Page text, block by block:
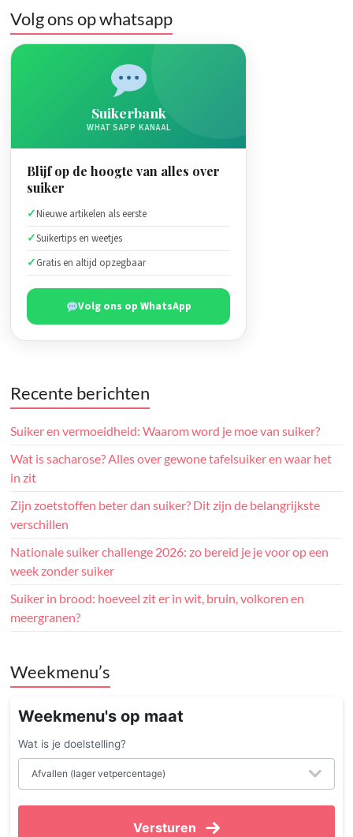
Volg ons op whatsapp
Suikerbank
WHATSAPP KANAAL
Blijf op de hoogte van alles over
suiker
Nieuwe artikelen als eerste
Suikertips en weetjes
Gratis en altijd opzegbaar
Volg ons op WhatsApp
Recente berichten
Suiker en vermoeidheid: Waarom word je moe van suiker?
Wat is sacharose? Alles over gewone tafelsuiker en waar het
in zit
Zijn zoetstoffen beter dan suiker? Dit zijn de belangrijkste
verschillen
Nationale suiker challenge 2026: zo bereid je je voor op een
week zonder suiker
Suiker in brood: hoeveel zit er in wit, bruin, volkoren en
meergranen?
Weekmenu’s
Weekmenu's op maat
Wat is je doelstelling?
Versturen